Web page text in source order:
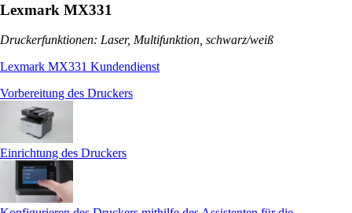
Lexmark MX331
Druckerfunktionen: Laser, Multifunktion, schwarz/weiß
Lexmark MX331 Kundendienst
Vorbereitung des Druckers
Einrichtung des Druckers